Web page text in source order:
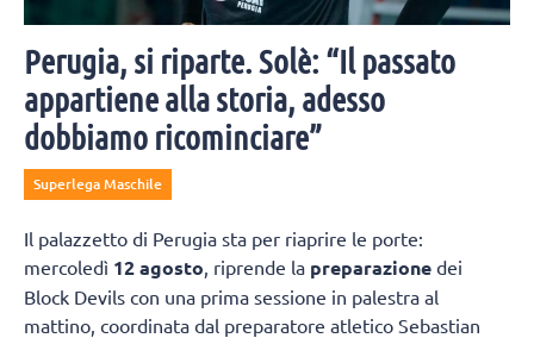
Perugia, si riparte. Solè: “Il passato
appartiene alla storia, adesso
dobbiamo ricominciare”
Superlega Maschile
Il palazzetto di Perugia sta per riaprire le porte:
mercoledì 12 agosto , riprende la preparazione dei
Block Devils con una prima sessione in palestra al
mattino, coordinata dal preparatore atletico Sebastian